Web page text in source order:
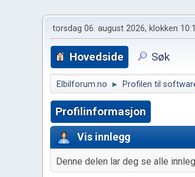
torsdag 06. august 2026, klokken
Hovedside Søk
Elbilforum.no ► Profilen til
Profilinformasjon
Vis innlegg
Denne delen lar deg se alle